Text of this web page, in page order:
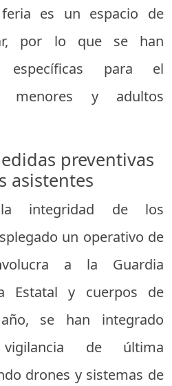
es un espacio de
por lo que se han
específicas para el
menores y adultos
preventivas
asistentes
integridad de los
un operativo de
a la Guardia
Estatal y cuerpos de
se han integrado
de última
drones y sistemas de